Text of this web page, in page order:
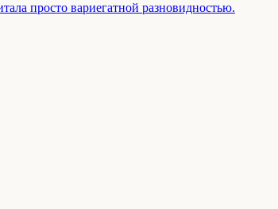
просто вариегатной разновидностью.